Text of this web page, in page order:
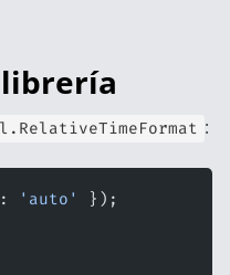
:
'auto'
});